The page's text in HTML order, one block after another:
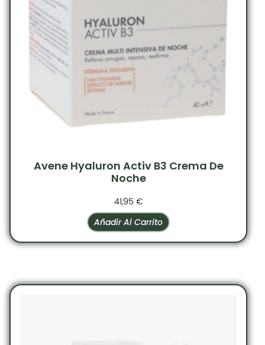
Avene Hyaluron Activ B3 Crema De
Noche
41,95 €
Añadir Al Carrito